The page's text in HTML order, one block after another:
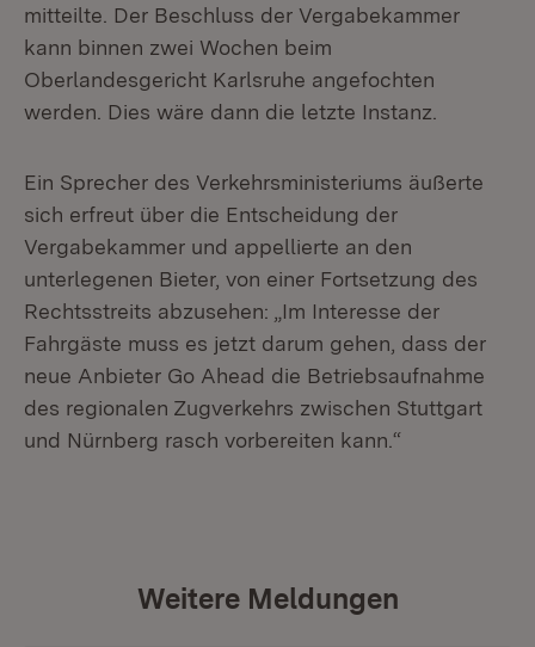
mitteilte. Der Beschluss der Vergabekammer
kann binnen zwei Wochen beim
Oberlandesgericht Karlsruhe angefochten
werden. Dies wäre dann die letzte Instanz.
Ein Sprecher des Verkehrsministeriums äußerte
sich erfreut über die Entscheidung der
Vergabekammer und appellierte an den
unterlegenen Bieter, von einer Fortsetzung des
Rechtsstreits abzusehen: „Im Interesse der
Fahrgäste muss es jetzt darum gehen, dass der
neue Anbieter Go Ahead die Betriebsaufnahme
des regionalen Zugverkehrs zwischen Stuttgart
und Nürnberg rasch vorbereiten kann.“
Weitere Meldungen